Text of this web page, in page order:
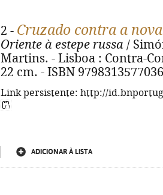
2 - Cruzado contra a
Oriente à estepe russa /
Martins. - Lisboa : Contra-
22 cm. - ISBN 9798313577036
Link persistente: http://
ADICIONAR À LISTA